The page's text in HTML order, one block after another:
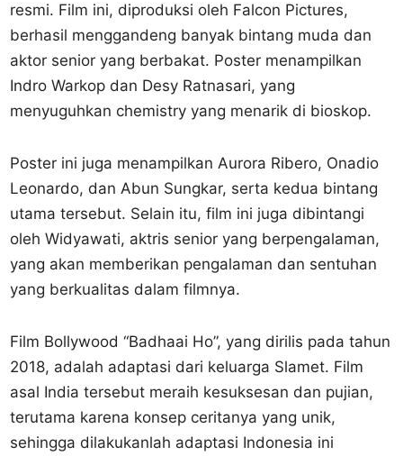
resmi. Film ini, diproduksi oleh Falcon Pictures,
berhasil menggandeng banyak bintang muda dan
aktor senior yang berbakat. Poster menampilkan
Indro Warkop dan Desy Ratnasari, yang
menyuguhkan chemistry yang menarik di bioskop.
Poster ini juga menampilkan Aurora Ribero, Onadio
Leonardo, dan Abun Sungkar, serta kedua bintang
utama tersebut. Selain itu, film ini juga dibintangi
oleh Widyawati, aktris senior yang berpengalaman,
yang akan memberikan pengalaman dan sentuhan
yang berkualitas dalam filmnya.
Film Bollywood “Badhaai Ho”, yang dirilis pada tahun
2018, adalah adaptasi dari keluarga Slamet. Film
asal India tersebut meraih kesuksesan dan pujian,
terutama karena konsep ceritanya yang unik,
sehingga dilakukanlah adaptasi Indonesia ini